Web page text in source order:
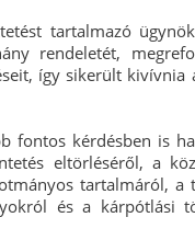
tartalmazó
rendeletét,
így sikerült kivívnia
fontos kérdésben is
eltörléséről, a
tartalmáról, a
és a kárpótlási